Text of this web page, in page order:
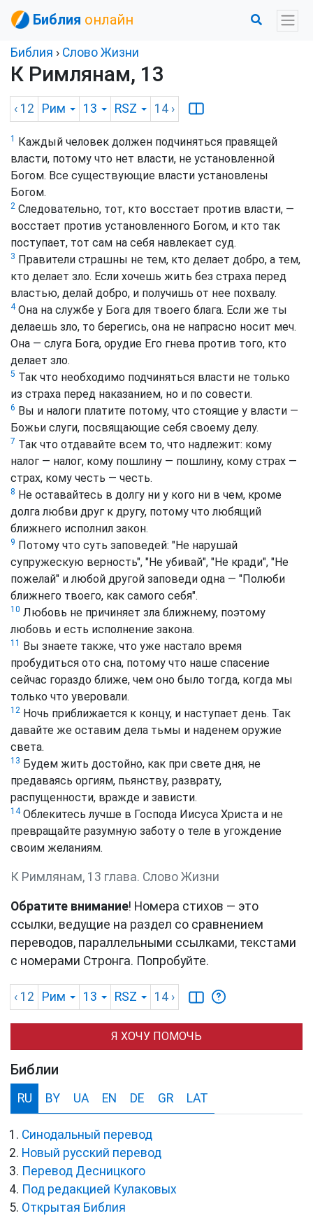
Библия онлайн
Библия › Слово Жизни
К Римлянам, 13
‹ 12 Рим 13 RSZ 14 ›
1
Каждый человек должен подчиняться правящей
власти, потому что нет власти, не установленной
Богом. Все существующие власти установлены
Богом.
2 Следовательно, тот, кто восстает против власти, —
восстает против установленного Богом, и кто так
поступает, тот сам на себя навлекает суд.
3 Правители страшны не тем, кто делает добро, а тем,
кто делает зло. Если хочешь жить без страха перед
властью, делай добро, и получишь от нее похвалу.
4Она на службе у Бога для твоего блага. Если же ты
делаешь зло, то берегись, она не напрасно носит меч.
Она — слуга Бога, орудие Его гнева против того, кто
делает зло.
5 Так что необходимо подчиняться власти не только
из страха перед наказанием, но и по совести.
6 Вы и налоги платите потому, что стоящие у власти —
Божьи слуги, посвящающие себя своему делу.
7 Так что отдавайте всем то, что надлежит: кому
налог — налог, кому пошлину — пошлину, кому страх —
страх, кому честь — честь.
8 Не оставайтесь в долгу ни у кого ни в чем, кроме
долга любви друг к другу, потому что любящий
ближнего исполнил закон.
9 Потому что суть заповедей: "Не нарушай
супружескую верность", "Не убивай", "Не кради", "Не
пожелай" и любой другой заповеди одна — "Полюби
ближнего твоего, как самого себя".
10 Любовь не причиняет зла ближнему, поэтому
любовь и есть исполнение закона.
11
Вы знаете также, что уже настало время
пробудиться ото сна, потому что наше спасение
сейчас гораздо ближе, чем оно было тогда, когда мы
только что уверовали.
12 Ночь приближается к концу, и наступает день. Так
давайте же оставим дела тьмы и наденем оружие
света.
13 Будем жить достойно, как при свете дня, не
предаваясь оргиям, пьянству, разврату,
распущенности, вражде и зависти.
14Облекитесь лучше в Господа Иисуса Христа и не
превращайте разумную заботу о теле в угождение
своим желаниям.
К Римлянам, 13 глава. Слово Жизни
Обратите внимание! Номера стихов — это
ссылки, ведущие на раздел со сравнением
переводов, параллельными ссылками, текстами
с номерами Стронга. Попробуйте.
‹ 12 Рим 13 RSZ 14 ›
Я ХОЧУ ПОМОЧЬ
Библии
RU BY UA EN DE GR LAT
Синодальный перевод
Новый русский перевод
Перевод Десницкого
Под редакцией Кулаковых
Открытая Библия